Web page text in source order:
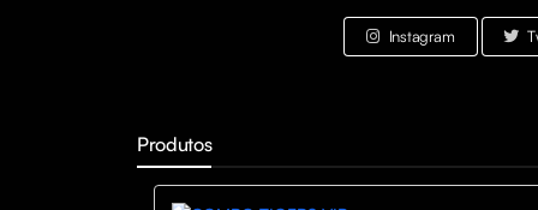
Instagram
Produtos